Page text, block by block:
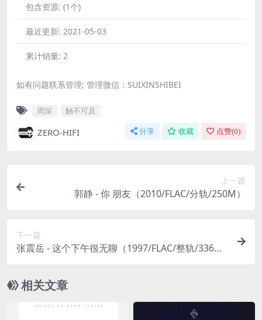
包含资源: (1个)
最近更新: 2021-05-03
累计销量: 2
如有问题联系管理; 管理微信：SUIXINSHIBEI
周深 触不可及
ZERO-HIFI 分享 收藏 点赞(0)
上一篇
郭静 - 你 朋友（2010/FLAC/分轨/250M）
下一篇
张震岳 - 这个下午很无聊（1997/FLAC/整轨/336
相关文章